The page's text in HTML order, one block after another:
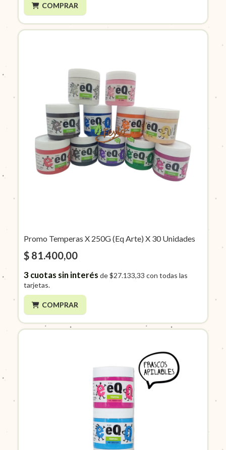
COMPRAR
Promo Temperas X 250G (Eq Arte) X 30 Unidades
$ 81.400,00
3cuotas sin interés de$27.133,33 con todas las
tarjetas.
COMPRAR